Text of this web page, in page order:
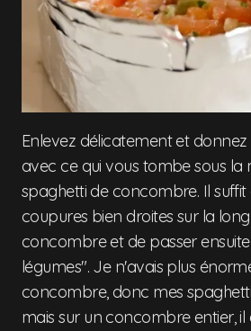
Enlevez délicatement et
avec ce qui vous tombe sous la
spaghetti de concombre. Il suffit
coupures bien droites sur la
concombre et de passer
légumes". Je n'avais plus
concombre, donc mes
mais sur un concombre entier, il